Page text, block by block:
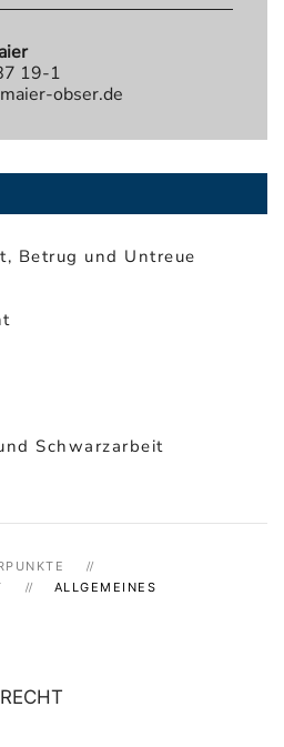
19-1
obser.de
Betrug und Untreue
Schwarzarbeit
ALLGEMEINES